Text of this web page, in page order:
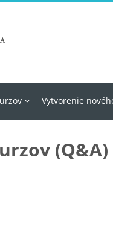
Vytvorenie
(Q&A)